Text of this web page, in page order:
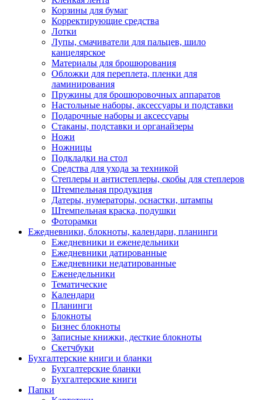
Корзины для бумаг
Корректирующие средства
Лотки
Лупы, смачиватели для пальцев, шило
канцелярское
Материалы для брошюрования
Обложки для переплета, пленки для
ламинирования
Пружины для брошюровочных аппаратов
Настольные наборы, аксессуары и подставки
Подарочные наборы и аксессуары
Стаканы, подставки и органайзеры
Ножи
Ножницы
Подкладки на стол
Средства для ухода за техникой
Степлеры и антистеплеры, скобы для степлеров
Штемпельная продукция
Датеры, нумераторы, оснастки, штампы
Штемпельная краска, подушки
Фоторамки
Ежедневники, блокноты, календари, планинги
Ежедневники и еженедельники
Ежедневники датированные
Ежедневники недатированные
Еженедельники
Тематические
Календари
Планинги
Блокноты
Бизнес блокноты
Записные книжки, десткие блокноты
Скетчбуки
Бухгалтерские книги и бланки
Бухгалтерские бланки
Бухгалтерские книги
Папки